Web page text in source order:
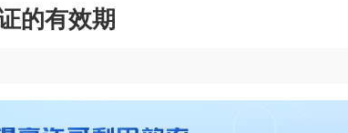
的有效期